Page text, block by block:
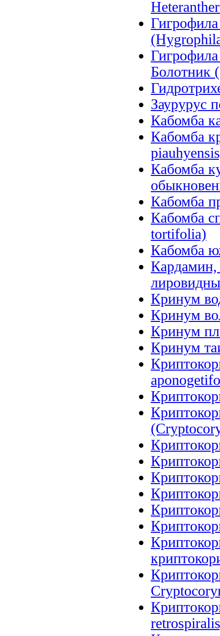
Болотник
Заурурус
Кабомба
Кабомба
Кабомба
Кабомба
Кабомба
tortifolia)
Кабомба
Кардамин,
Кринум
Кринум
Кринум
Кринум